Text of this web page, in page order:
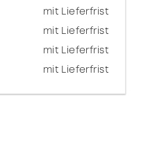
mit Lieferfrist
mit Lieferfrist
mit Lieferfrist
mit Lieferfrist